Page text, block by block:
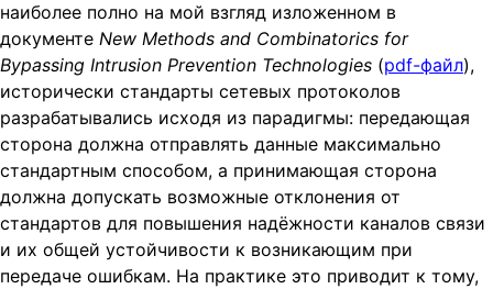
наиболее полно на мой взгляд изложенном в
документе New Methods and Combinatorics for
Bypassing Intrusion Prevention Technologies (pdf-файл),
исторически стандарты сетевых протоколов
разрабатывались исходя из парадигмы: передающая
сторона должна отправлять данные максимально
стандартным способом, а принимающая сторона
должна допускать возможные отклонения от
стандартов для повышения надёжности каналов связи
и их общей устойчивости к возникающим при
передаче ошибкам. На практике это приводит к тому,